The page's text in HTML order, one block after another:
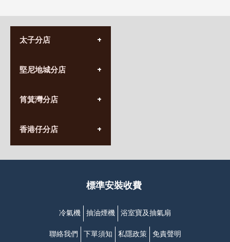
太子分店
營業時間:
九龍太子太子道西141號
堅尼地城分店
營業時間:
香港堅尼地城卑路乍街
(堅尼地城地鐵站B出口)
筲箕灣分店
營業時間:
(10:00am-20:30pm)
香港仔分店
營業時間:
香港香港仔成都道20-28號
(黃竹坑地鐵站轉4M專線小巴)
標準安裝收費
冷氣機 抽油煙機 浴室寶及抽氣扇
聯絡我們 下單須知 私隱政策 免責聲明